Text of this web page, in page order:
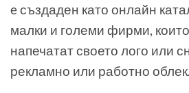
e създаден като онлайн
малки и големи фирми,
напечатат своето лого или
рекламно или работно